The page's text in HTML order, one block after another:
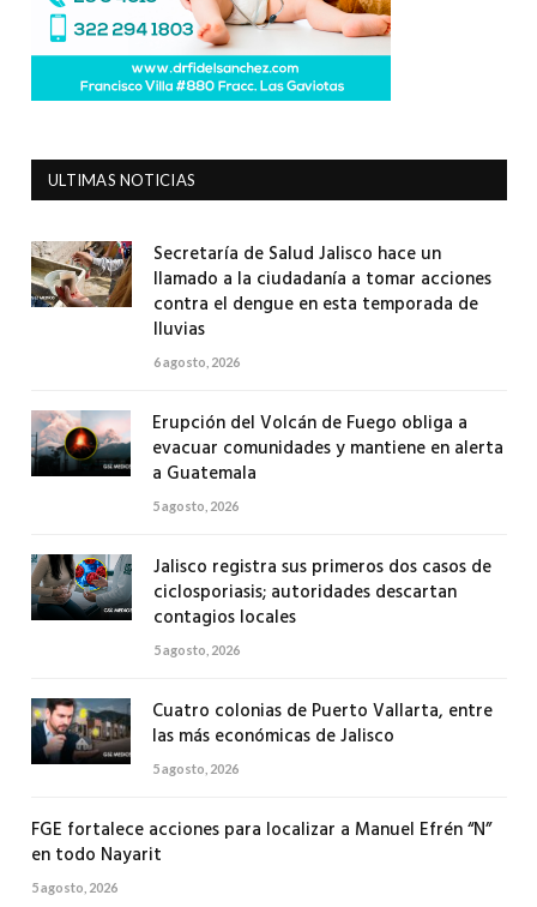
ULTIMAS NOTICIAS
Secretaría de Salud Jalisco hace un
llamado a la ciudadanía a tomar acciones
contra el dengue en esta temporada de
lluvias
6 agosto, 2026
Erupción del Volcán de Fuego obliga a
evacuar comunidades y mantiene en alerta
a Guatemala
5 agosto, 2026
Jalisco registra sus primeros dos casos de
ciclosporiasis; autoridades descartan
contagios locales
5 agosto, 2026
Cuatro colonias de Puerto Vallarta, entre
las más económicas de Jalisco
5 agosto, 2026
FGE fortalece acciones para localizar a Manuel Efrén “N”
en todo Nayarit
5 agosto, 2026